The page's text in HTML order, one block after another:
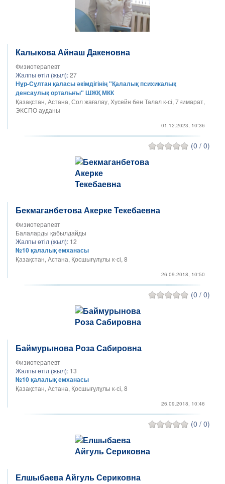
Калыкова Айнаш Дакеновна
Физиотерапевт
Жалпы өтіл (жыл):27
Нұр-Сұлтан қаласы әкімдігінің "Қалалық психикалық
денсаулық орталығы" ШЖҚ МКК
Қазақстан, Астана, Сол жағалау, Хусейн бен Талал к-сі, 7 ғимарат,
ЭКСПО ауданы
01.12.2023, 10:36
(0 / 0)
Бекмаганбетова Акерке Текебаевна
Физиотерапевт
Балаларды қабылдайды
Жалпы өтіл (жыл): 12
№10 қалалық емханасы
Қазақстан, Астана, Қосшығұлұлы к-сі, 8
26.09.2018, 10:50
(0 / 0)
Баймурынова Роза Сабировна
Физиотерапевт
Жалпы өтіл (жыл): 13
№10 қалалық емханасы
Қазақстан, Астана, Қосшығұлұлы к-сі, 8
26.09.2018, 10:46
(0 / 0)
Елшыбаева Айгуль Сериковна